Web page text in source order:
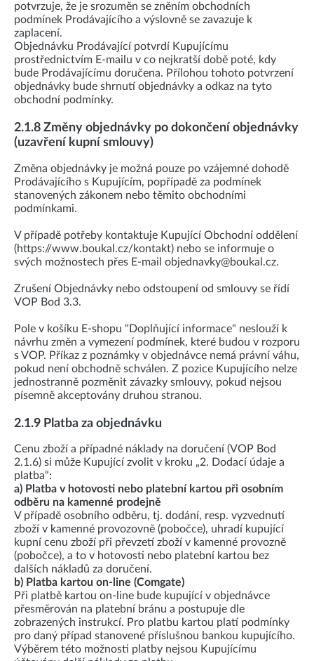
potvrzuje, že je srozuměn se zněním obchodních
podmínek Prodávajícího a výslovně se zavazuje k
zaplacení.
Objednávku Prodávající potvrdí Kupujícímu
prostřednictvím E-mailu v co nejkratší době poté, kdy
bude Prodávajícímu doručena. Přílohou tohoto potvrzení
objednávky bude shrnutí objednávky a odkaz na tyto
obchodní podmínky.
2.1.8 Změny objednávky po dokončení objednávky
(uzavření kupní smlouvy)
Změna objednávky je možná pouze po vzájemné dohodě
Prodávajícího s Kupujícím, popřípadě za podmínek
stanovených zákonem nebo těmito obchodními
podmínkami.
V případě potřeby kontaktuje Kupující Obchodní oddělení
(https://www.boukal.cz/kontakt) nebo se informuje o
svých možnostech přes E-mail objednavky@boukal.cz.
Zrušení Objednávky nebo odstoupení od smlouvy se řídí
VOP Bod 3.3.
Pole v košíku E-shopu "Doplňující informace" neslouží k
návrhu změn a vymezení podmínek, které budou v rozporu
s VOP. Příkaz z poznámky v objednávce nemá právní váhu,
pokud není obchodně schválen. Z pozice Kupujícího nelze
jednostranně pozměnit závazky smlouvy, pokud nejsou
písemně akceptovány druhou stranou.
2.1.9 Platba za objednávku
Cenu zboží a případné náklady na doručení (VOP Bod
2.1.6) si může Kupující zvolit v kroku „2. Dodací údaje a
platba“:
a) Platba v hotovosti nebo platební kartou při osobním
odběru na kamenné prodejně
V případě osobního odběru, tj. dodání, resp. vyzvednutí
zboží v kamenné provozovně (pobočce), uhradí kupující
kupní cenu zboží při převzetí zboží v kamenné provozně
(pobočce), a to v hotovosti nebo platební kartou bez
dalších nákladů za doručení.
b) Platba kartou on-line (Comgate)
Při platbě kartou on-line bude kupující v objednávce
přesměrován na platební bránu a postupuje dle
zobrazených instrukcí. Pro platbu kartou platí podmínky
pro daný případ stanovené příslušnou bankou kupujícího.
Výběrem této možnosti platby nejsou Kupujícímu